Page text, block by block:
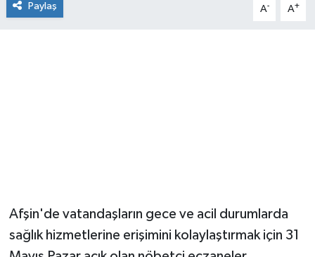
Paylaş A- A+
Afşin'de vatandaşların gece ve acil durumlarda
sağlık hizmetlerine erişimini kolaylaştırmak için 31